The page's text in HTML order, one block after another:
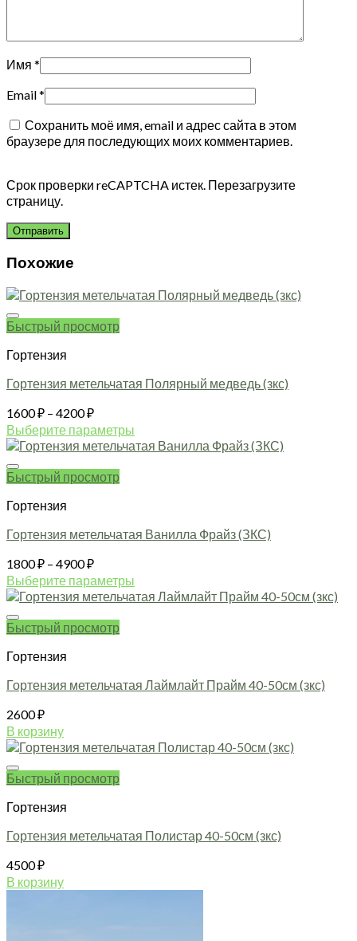
Имя *
Email*
Сохранить моё имя, email и адрес сайта в этом
браузере для последующих моих комментариев.
Срок проверки reCAPTCHA истек. Перезагрузите
страницу.
Похожие
Быстрый просмотр
Гортензия
Гортензия метельчатая Полярный медведь (зкс)
1600₽ – 4200₽Диапазон
цен:
1600 ₽
4200 ₽
Выберите параметры
Этот
товар
имеет
вариаций.
можно
выбрать
на
странице
товара.
Быстрый просмотр
Гортензия
Гортензия метельчатая Ванилла Фрайз (ЗКС)
1800₽ – 4900₽Диапазон
цен:
1800 ₽
4900 ₽
Выберите параметры
Этот
товар
имеет
вариаций.
можно
выбрать
на
странице
товара.
Быстрый просмотр
Гортензия
Гортензия метельчатая Лаймлайт Прайм 40-50см (зкс)
2600₽
В корзину
Быстрый просмотр
Гортензия
Гортензия метельчатая Полистар 40-50см (зкс)
4500₽
В корзину